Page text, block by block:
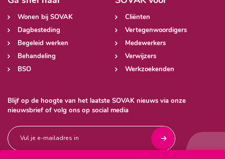
Blijf op de hoogte van het laatste SOVAK nieuws via onze
nieuwsbrief of volg ons op social media
Wonen bij SOVAK
Dagbesteding
Begeleid werken
Behandeling
BSO
Cliënten
Vertegenwoordigers
Medewerkers
Verwijzers
Werkzoekenden